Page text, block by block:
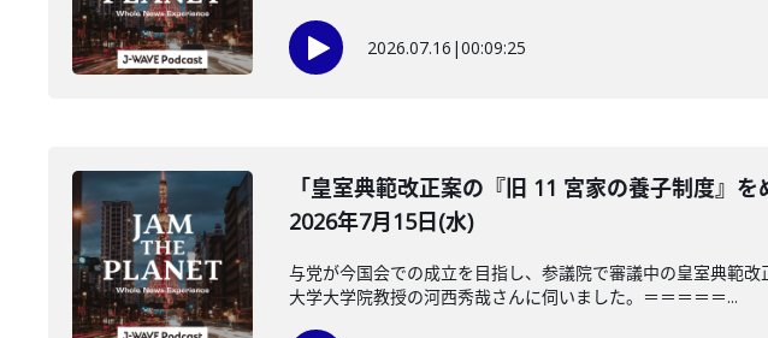
2026.07.16 |00:09:25
「皇室典範改正案の『旧 11 宮家の養子制度』
2026年7月15日(水)
与党が今国会での成立を目指し、参議院で審議中の皇室典範
大学大学院教授の河西秀哉さんに伺いました。＝＝＝＝＝...